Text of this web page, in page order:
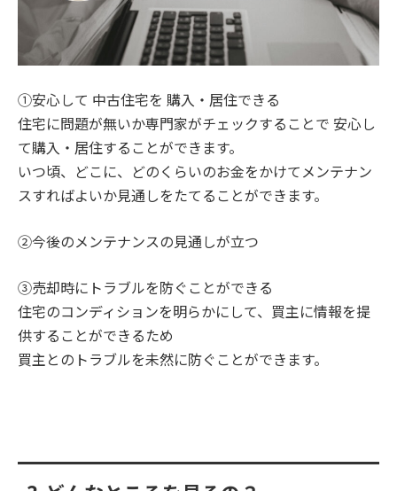
①安心して 中古住宅を 購入・居住できる
住宅に問題が無いか専門家がチェックすることで 安心し
て購入・居住することができます。
いつ頃、どこに、どのくらいのお金をかけてメンテナン
スすればよいか見通しをたてることができます。
②今後のメンテナンスの見通しが立つ
③売却時にトラブルを防ぐことができる
住宅のコンディションを明らかにして、買主に情報を提
供することができるため
買主とのトラブルを未然に防ぐことができます。